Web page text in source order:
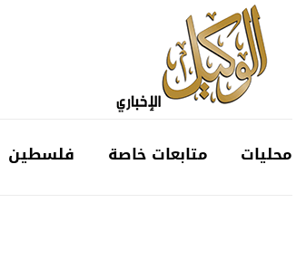
محليات متابعات خاصة فلسطين